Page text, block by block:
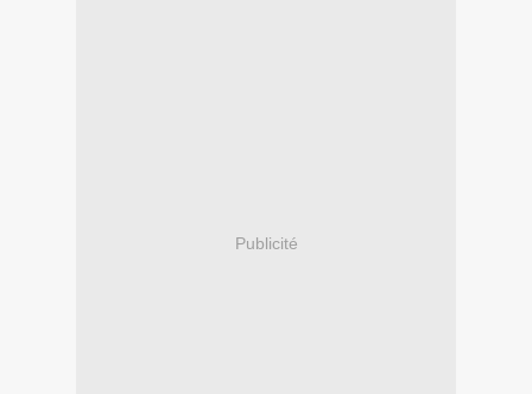
Publicité